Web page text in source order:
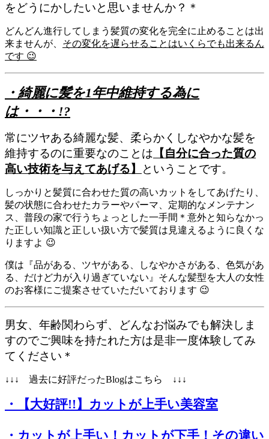
をどうにかしたいと思いませんか？＊
どんどん進行してしまう髪質の変化を完全に止めることは出
来ませんが、 その変化を遅らせることはいくらでも出来るん
です 😉
・綺麗に髪を1年中維持する為に
は・・・!?
常にツヤある綺麗な髪、柔らかくしなやかな髪を
維持するのに重要なのことは 【自分に合った質の
高い技術を与えてあげる】
ということです。
しっかりと髪質に合わせた質の高いカットをしてあげたり、
髪の状態に合わせたカラーやパーマ、定期的なメンテナン
ス、普段の家で行うちょっとした一手間＊意外と知らなかっ
た正しい知識と正しい扱い方で髪質は見違えるように良くな
りますよ 😉
僕は『品がある、ツヤがある、しなやかさがある、色気があ
る、だけど力が入り過ぎていない』そんな髪型を大人の女性
のお客様にご提案させていただいております 😉
男女、年齢関わらず、どんなお悩みでも解決しま
すのでご興味を持たれた方は是非一度体験してみ
てください＊
↓↓↓ 過去に好評だったBlogはこちら ↓↓↓
・【大好評!!】カットが上手い美容室
・カットが上手い！カットが下手！その違い